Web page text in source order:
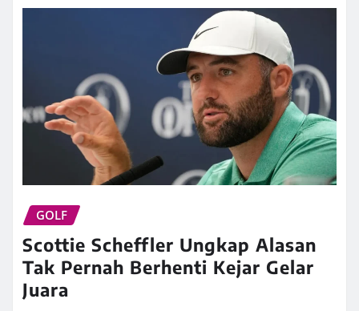
GOLF
Scottie Scheffler Ungkap Alasan
Tak Pernah Berhenti Kejar Gelar
Juara